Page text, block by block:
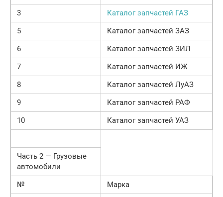
3
Каталог запчастей ГАЗ
5
Каталог запчастей ЗАЗ
6
Каталог запчастей ЗИЛ
7
Каталог запчастей ИЖ
8
Каталог запчастей ЛуАЗ
9
Каталог запчастей РАФ
10
Каталог запчастей УАЗ
Часть 2 — Грузовые
автомобили
№
Марка